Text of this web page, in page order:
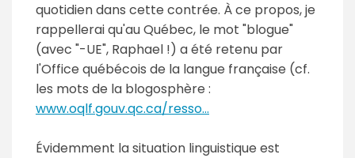
quotidien dans cette contrée. À ce propos, je
rappellerai qu'au Québec, le mot "blogue"
(avec "-UE", Raphael !) a été retenu par
l'Office québécois de la langue française (cf.
les mots de la blogosphère :
www.oqlf.gouv.qc.ca/resso...
Évidemment la situation linguistique est